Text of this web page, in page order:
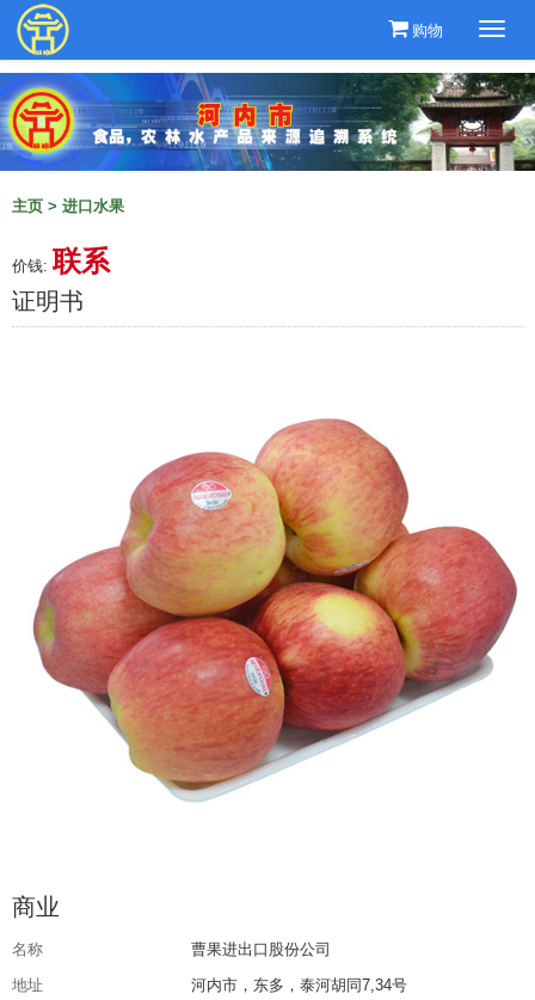
购物
主页 > 进口水果
价钱:联系
证明书
商业
名称
曹果进出口股份公司
地址
河内市，东多，泰河胡同7,34号